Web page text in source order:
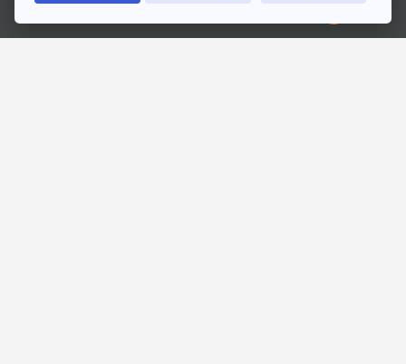
Ⓒ 2020 องค์การกระจายเสียงและแพร่ภาพสาธารณะแห่งประเทศไทย
ตื่นเต้นกับฝูงควายป่า
EP. 2008: เชื่อไหม? ไข่ไก่มี